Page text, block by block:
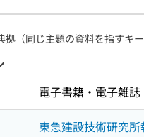
ンビエント空調の実運用
応用した建設廃棄物選別
建設廃棄物に対する選別
染 都市部におけるエコロ
拠（同じ主題の資料を指すキ
電子書籍・電子雑誌
東急建設技術研究所